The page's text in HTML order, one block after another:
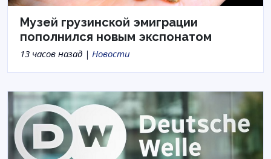
Музей грузинской эмиграции
пополнился новым экспонатом
13 часов назад | Новости